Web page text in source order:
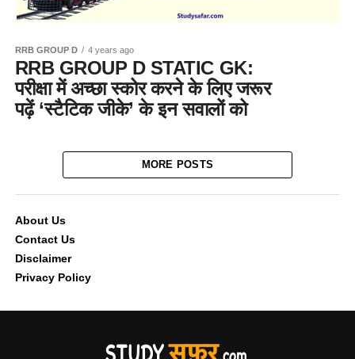
RRB GROUP D 4 years ago
RRB GROUP D STATIC GK:
परीक्षा में अच्छा स्कोर करने के लिए जरूर
पढ़ें ‘स्टैटिक जीके’ के इन सवालों को
MORE POSTS
About Us
Contact Us
Disclaimer
Privacy Policy